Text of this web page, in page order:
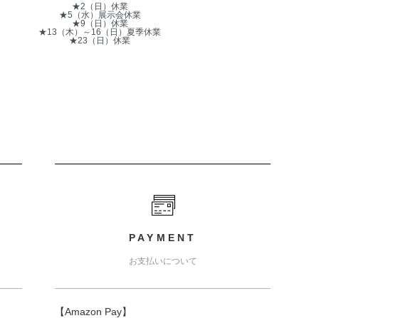
★2（日）休業
★5（水）展示会休業
★9（日）休業
★13（木）～16（日）夏季休業
★23（日）休業
PAYMENT
お支払いについて
【Amazon Pay】